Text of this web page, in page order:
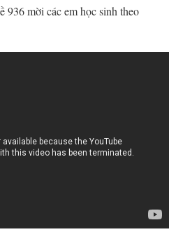
936 mời các em học sinh theo